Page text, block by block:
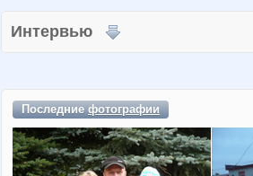
Интервью
Последниефотографии